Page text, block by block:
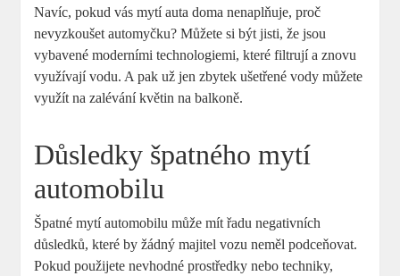
Navíc, pokud vás mytí auta doma nenaplňuje, proč
nevyzkoušet automyčku? Můžete si být jisti, že jsou
vybavené moderními technologiemi, které filtrují a znovu
využívají vodu. A pak už jen zbytek ušetřené vody můžete
využít na zalévání květin na balkoně.
Důsledky špatného mytí
automobilu
Špatné mytí automobilu může mít řadu negativních
důsledků, které by žádný majitel vozu neměl podceňovat.
Pokud použijete nevhodné prostředky nebo techniky,